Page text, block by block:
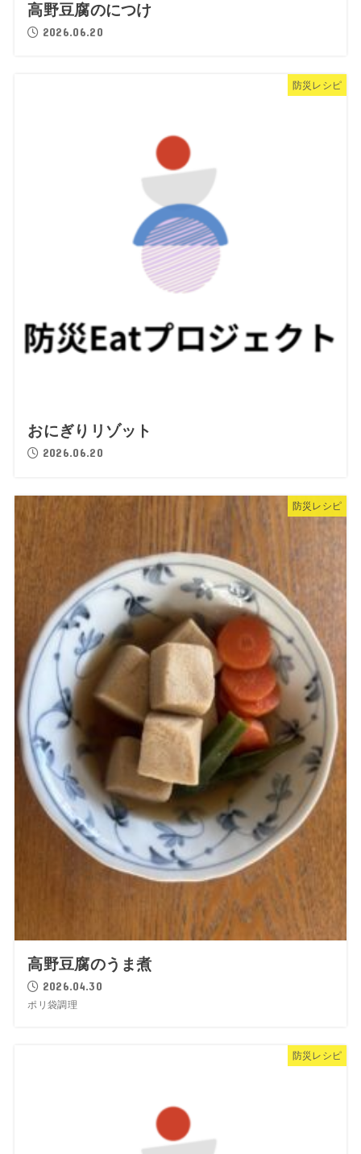
高野豆腐のにつけ
2026.06.20
防災レシピ
おにぎりリゾット
2026.06.20
防災レシピ
高野豆腐のうま煮
2026.04.30
ポリ袋調理
防災レシピ